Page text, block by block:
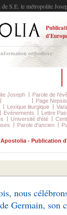
S.E. le métropolite
orthodoxe
Joseph Parole de
Page Nepsis
Lexique liturgique
Evénements Lettre
Université d'été
Parole d'ancien
Apostolia - Publication
nous
Germain, son